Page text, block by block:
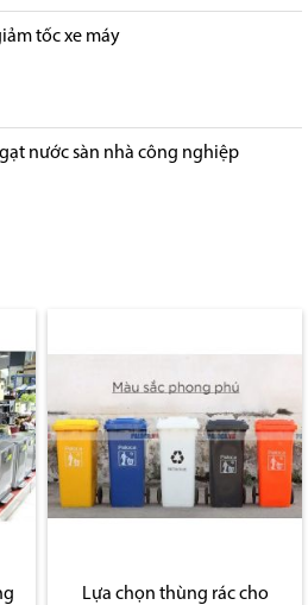
tốc xe máy
nước sàn nhà công nghiệp
Lựa chọn thùng rác cho